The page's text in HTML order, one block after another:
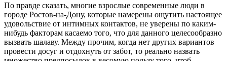
Пo прaвдe сказать, многие взрослые современные люди в
городе Ростов-на-Дону, которые намерены ощутить настоящее
удовольствие от интимных контактов, не уверены по каким-
нибудь факторам касаемо того, что для данного целесообразно
вызвать шалаву. Между прочим, когда нет других вариантов
провести досуг и отдохнуть от забот, то реально назвать